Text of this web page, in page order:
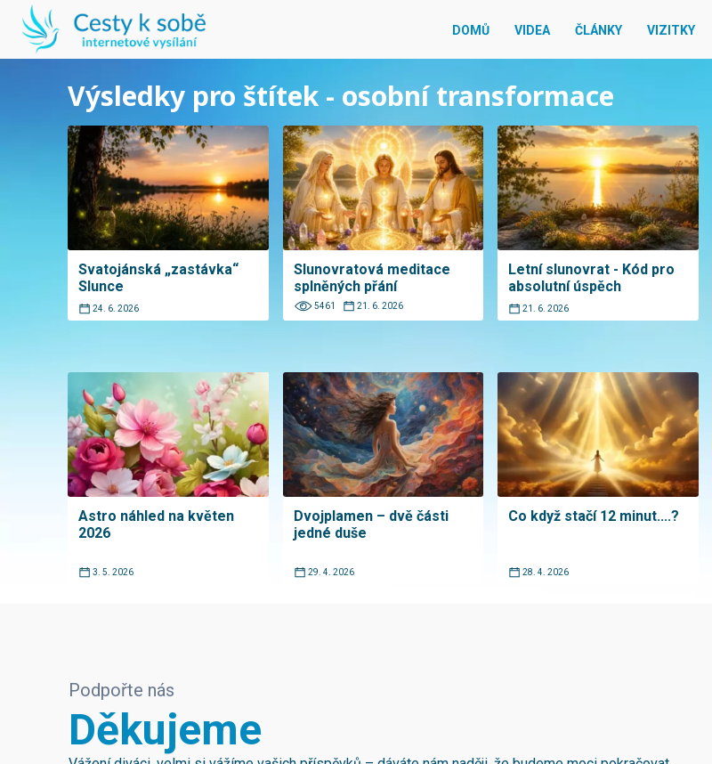
DOMŮ VIDEA ČLÁNKY VIZITKY
Výsledky pro štítek - osobní transformace
Svatojánská „zastávka“
Slunce
24. 6. 2026
Slunovratová meditace
splněných přání
5461 21. 6. 2026
Letní slunovrat - Kód pro
absolutní úspěch
21. 6. 2026
Astro náhled na květen
2026
3. 5. 2026
Dvojplamen – dvě části
jedné duše
29. 4. 2026
Co když stačí 12 minut....?
28. 4. 2026
Podpořte nás
Děkujeme